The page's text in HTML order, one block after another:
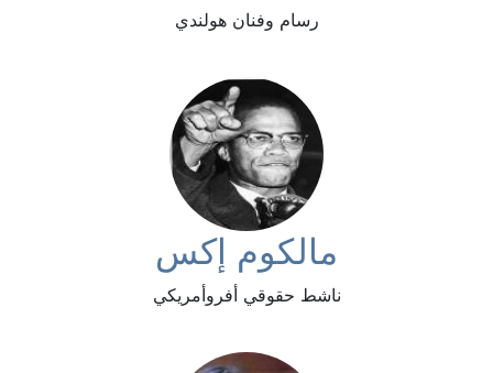
رسام وفنان هولندي
مالكوم إكس
ناشط حقوقي أفروأمريكي